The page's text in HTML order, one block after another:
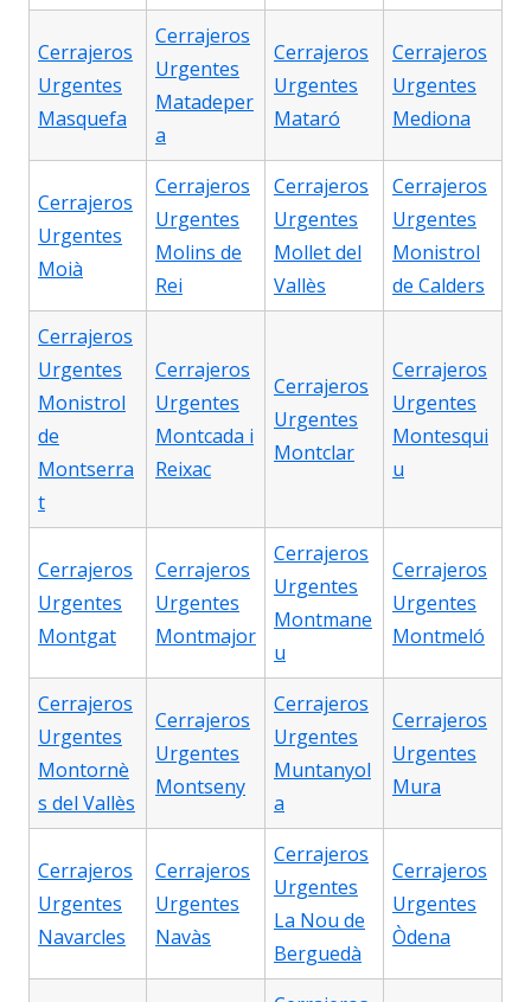
Cerrajeros
Urgentes
Masquefa
Cerrajeros
Urgentes
Matadeper
a
Cerrajeros
Urgentes
Mataró
Cerrajeros
Urgentes
Mediona
Cerrajeros
Urgentes
Moià
Cerrajeros
Urgentes
Molins de
Rei
Cerrajeros
Urgentes
Mollet del
Vallès
Cerrajeros
Urgentes
Monistrol
de Calders
Cerrajeros
Urgentes
Monistrol
de
Montserra
t
Cerrajeros
Urgentes
Montcada i
Reixac
Cerrajeros
Urgentes
Montclar
Cerrajeros
Urgentes
Montesqui
u
Cerrajeros
Urgentes
Montgat
Cerrajeros
Urgentes
Montmajor
Cerrajeros
Urgentes
Montmane
u
Cerrajeros
Urgentes
Montmeló
Cerrajeros
Urgentes
Montornè
s del Vallès
Cerrajeros
Urgentes
Montseny
Cerrajeros
Urgentes
Muntanyol
a
Cerrajeros
Urgentes
Mura
Cerrajeros
Urgentes
Navarcles
Cerrajeros
Urgentes
Navàs
Cerrajeros
Urgentes
La Nou de
Berguedà
Cerrajeros
Urgentes
Òdena